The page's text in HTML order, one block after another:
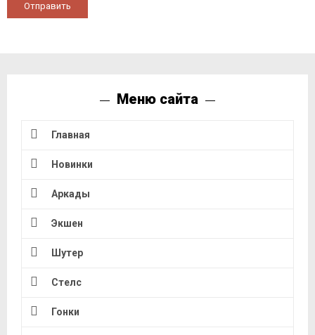
Отправить
Меню сайта
Главная
Новинки
Аркады
Экшен
Шутер
Стелс
Гонки